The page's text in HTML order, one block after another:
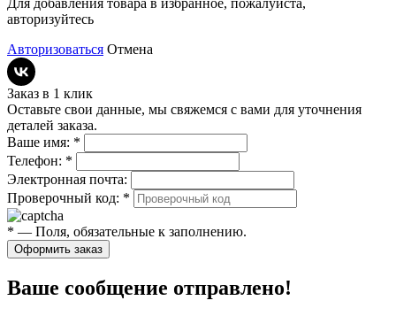
авторизуйтесь
Авторизоваться Отмена
Заказ в 1 клик
Оставьте свои данные, мы свяжемся с вами для уточнения
деталей заказа.
Ваше имя: *
Телефон: *
Электронная почта:
Проверочный код: *
* — Поля, обязательные к заполнению.
Оформить заказ
Ваше сообщение отправлено!